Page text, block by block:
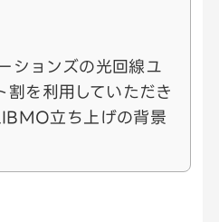
ションズの光回線ユ
割を利用していただき
立ち上げの背景